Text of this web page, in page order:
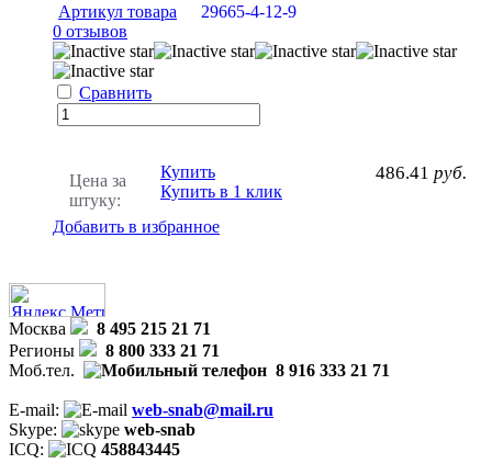
Артикул товара
29665-4-12-9
0 отзывов
Сравнить
Цена за
штуку:
486.41 руб.
Купить
Купить в 1 клик
Добавить в избранное
Москва
8 495 215 21 71
Регионы
8 800 333 21 71
Моб.тел.
8 916 333 21 71
E-mail:
web-snab@mail.ru
Skype:
web-snab
ICQ:
458843445